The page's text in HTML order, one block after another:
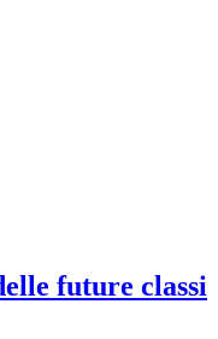
future classi